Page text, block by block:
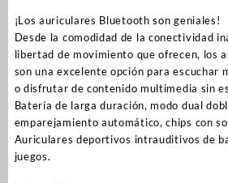
original
era:
Q375.00.
actual
es:
Q290.00.
¡Los auriculares Bluetooth son geniales!
Desde la comodidad de la conectividad
libertad de movimiento que ofrecen, los
son una excelente opción para escuchar
o disfrutar de contenido multimedia sin
Batería de larga duración, modo dual
emparejamiento automático, chips con
Auriculares deportivos intrauditivos de
juegos.